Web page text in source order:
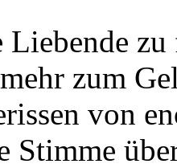
Liebende zu
zum
von
Stimme